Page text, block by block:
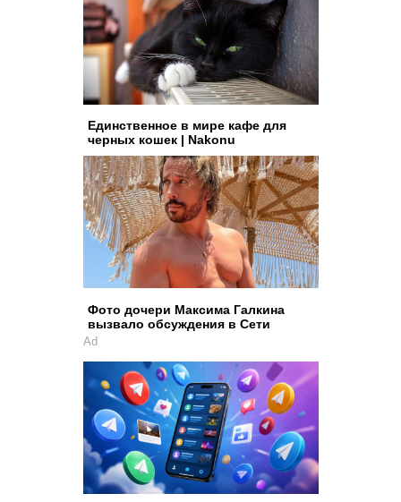
Единственное в мире кафе для
черных кошек | Nakonu
Фото дочери Максима Галкина
вызвало обсуждения в Сети
Ad